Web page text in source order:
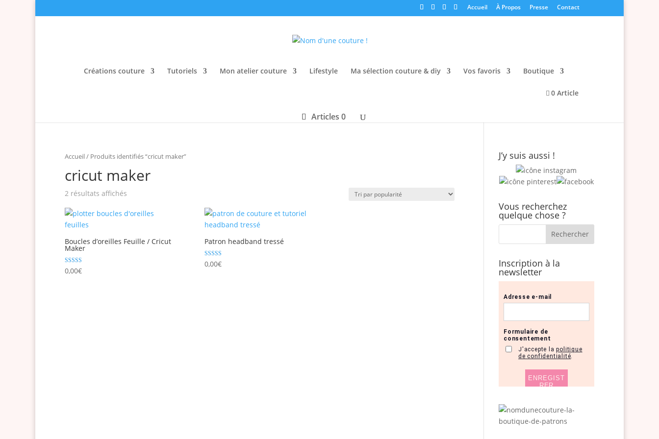
Accueil À Propos Presse Contact
Créations couture Tutoriels Mon atelier couture Lifestyle Ma sélection couture & diy Vos favoris Boutique
0 Article
Articles 0
Accueil/ Produits identifiés “cricut maker”
cricut maker
2 résultats affichés
Boucles d’oreilles Feuille / Cricut
Maker
Note
4.50
0,00€
Patron headband tressé
Note
5.00
0,00€
J’y suis aussi !
Vous recherchez
quelque chose ?
Inscription à la
newsletter